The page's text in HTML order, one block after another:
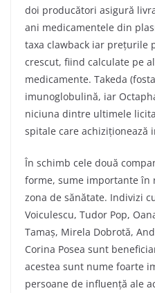
doi producători asigură
ani medicamentele din
taxa clawback iar prețurile
crescut, fiind calculate pe
medicamente. Takeda
imunoglobulină, iar
niciuna dintre ultimele
spitale care achiziționează
În schimb cele două
forme, sume importante în
zona de sănătate. Indivizi
Voiculescu, Tudor Pop,
Tamaș, Mirela Dobrotă,
Corina Posea sunt
acestea sunt nume foarte
persoane de influență ale